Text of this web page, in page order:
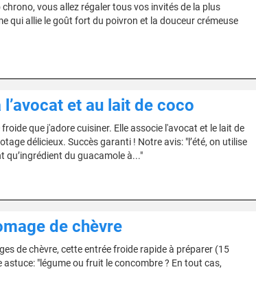
vous allez régaler tous vos invités de la plus
qui allie le goût fort du poivron et la douceur crémeuse
et au lait de coco
que j'adore cuisiner. Elle associe l'avocat et le lait de
délicieux. Succès garanti ! Notre avis: "l’été, on utilise
qu’ingrédient du guacamole à..."
de chèvre
de chèvre, cette entrée froide rapide à préparer (15
"légume ou fruit le concombre ? En tout cas,